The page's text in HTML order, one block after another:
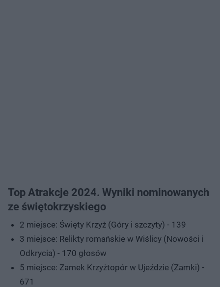
Top Atrakcje 2024. Wyniki nominowanych
ze świętokrzyskiego
2 miejsce: Święty Krzyż (Góry i szczyty) - 139
3 miejsce: Relikty romańskie w Wiślicy (Nowości i
Odkrycia) - 170 głosów
5 miejsce: Zamek Krzyżtopór w Ujeździe (Zamki) -
671